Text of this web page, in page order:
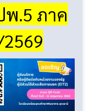
พ.5 ภาค